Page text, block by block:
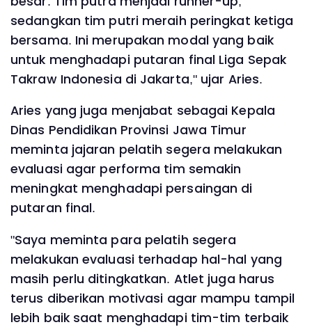
sedangkan tim putri meraih peringkat ketiga
bersama. Ini merupakan modal yang baik
untuk menghadapi putaran final Liga Sepak
Takraw Indonesia di Jakarta," ujar Aries.
Aries yang juga menjabat sebagai Kepala
Dinas Pendidikan Provinsi Jawa Timur
meminta jajaran pelatih segera melakukan
evaluasi agar performa tim semakin
meningkat menghadapi persaingan di
putaran final.
"Saya meminta para pelatih segera
melakukan evaluasi terhadap hal-hal yang
masih perlu ditingkatkan. Atlet juga harus
terus diberikan motivasi agar mampu tampil
lebih baik saat menghadapi tim-tim terbaik